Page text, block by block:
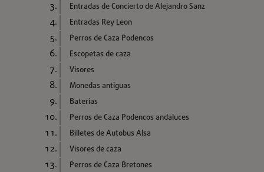
Entradas de Concierto de Alejandro Sanz
Entradas Rey Leon
Perros de Caza Podencos
Escopetas de caza
Visores
Monedas antiguas
Baterias
Perros de Caza Podencos andaluces
Billetes de Autobus Alsa
Visores de caza
Perros de Caza Bretones